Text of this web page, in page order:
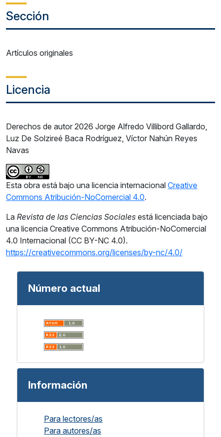
Sección
Artículos originales
Licencia
Derechos de autor 2026 Jorge Alfredo Villibord Gallardo,
Luz De Solzireé Baca Rodríguez, Víctor Nahún Reyes
Navas
Esta obra está bajo una licencia internacional Creative
Commons Atribución-NoComercial 4.0.
La Revista de las Ciencias Sociales está licenciada bajo
una licencia Creative Commons Atribución-NoComercial
4.0 Internacional (CC BY-NC 4.0).
https://creativecommons.org/licenses/by-nc/4.0/
Número actual
Información
Para lectores/as
Para autores/as